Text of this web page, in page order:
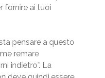
fornire ai tuoi
pensare a questo
remare
indietro”. La